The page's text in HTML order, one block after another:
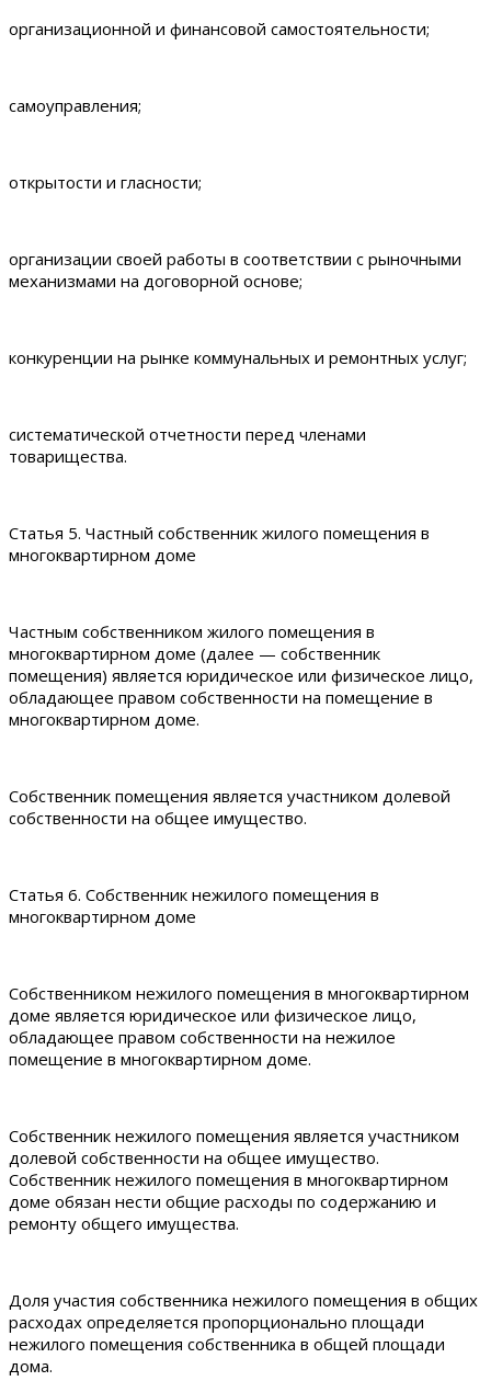
организационной и финансовой самостоятельности;
самоуправления;
открытости и гласности;
организации своей работы в соответствии с рыночными
механизмами на договорной основе;
конкуренции на рынке коммунальных и ремонтных услуг;
систематической отчетности перед членами
товарищества.
Статья 5. Частный собственник жилого помещения в
многоквартирном доме
Частным собственником жилого помещения в
многоквартирном доме (далее — собственник
помещения) является юридическое или физическое лицо,
обладающее правом собственности на помещение в
многоквартирном доме.
Собственник помещения является участником долевой
собственности на общее имущество.
Статья 6. Собственник нежилого помещения в
многоквартирном доме
Собственником нежилого помещения в многоквартирном
доме является юридическое или физическое лицо,
обладающее правом собственности на нежилое
помещение в многоквартирном доме.
Собственник нежилого помещения является участником
долевой собственности на общее имущество.
Собственник нежилого помещения в многоквартирном
доме обязан нести общие расходы по содержанию и
ремонту общего имущества.
Доля участия собственника нежилого помещения в общих
расходах определяется пропорционально площади
нежилого помещения собственника в общей площади
дома.